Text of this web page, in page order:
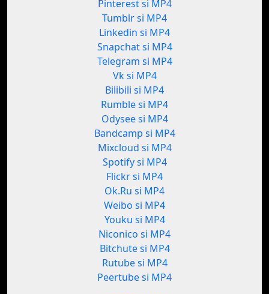
Pinterest si MP4
Tumblr si MP4
Linkedin si MP4
Snapchat si MP4
Telegram si MP4
Vk si MP4
Bilibili si MP4
Rumble si MP4
Odysee si MP4
Bandcamp si MP4
Mixcloud si MP4
Spotify si MP4
Flickr si MP4
Ok.Ru si MP4
Weibo si MP4
Youku si MP4
Niconico si MP4
Bitchute si MP4
Rutube si MP4
Peertube si MP4